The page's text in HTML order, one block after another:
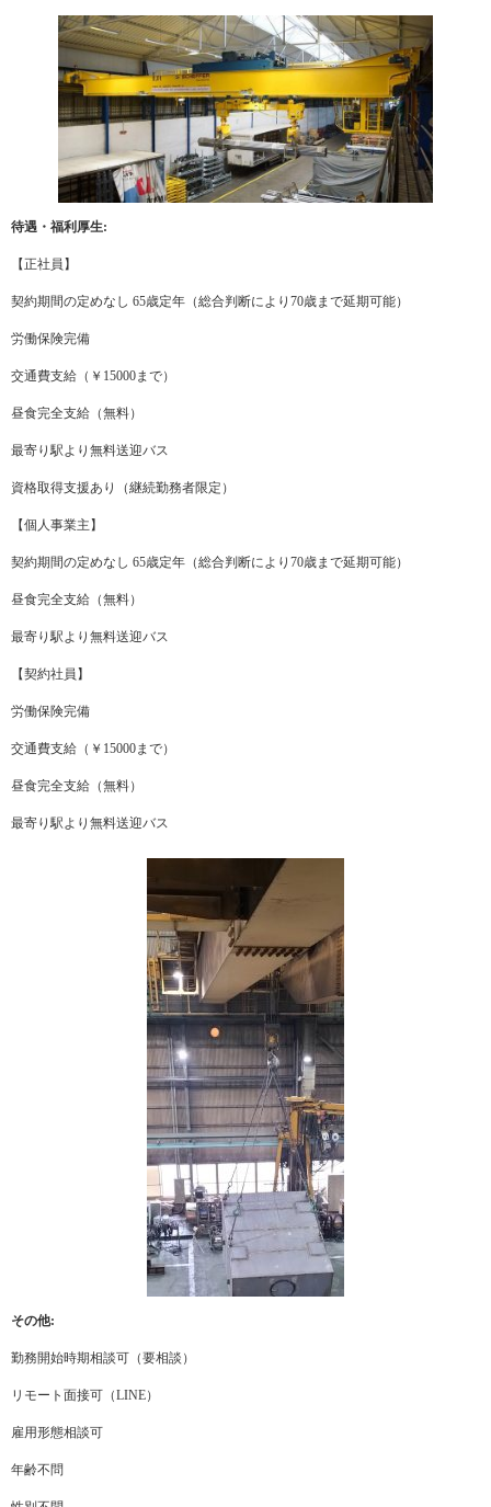
待遇・福利厚生:
【正社員】
契約期間の定めなし 65歳定年（総合判断により70歳まで延期可能）
労働保険完備
交通費支給（￥15000まで）
昼食完全支給（無料）
最寄り駅より無料送迎バス
資格取得支援あり（継続勤務者限定）
【個人事業主】
契約期間の定めなし 65歳定年（総合判断により70歳まで延期可能）
昼食完全支給（無料）
最寄り駅より無料送迎バス
【契約社員】
労働保険完備
交通費支給（￥15000まで）
昼食完全支給（無料）
最寄り駅より無料送迎バス
その他:
勤務開始時期相談可（要相談）
リモート面接可（LINE）
雇用形態相談可
年齢不問